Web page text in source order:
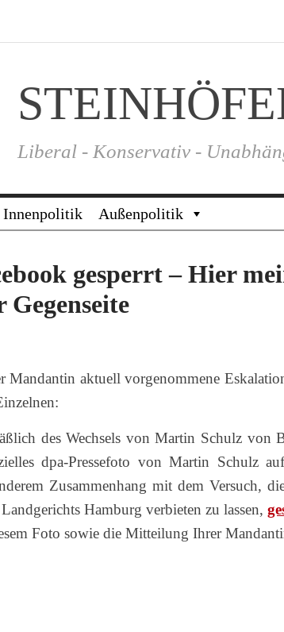
Liberal - Konservativ -
Innenpolitik Außenpolitik
gesperrt – Hier
Mandantin aktuell vorgenommene
des Wechsels von Martin Schulz von
dpa-Pressefoto von Martin Schulz
Zusammenhang mit dem Versuch,
Hamburg verbieten zu lassen,
Foto sowie die Mitteilung Ihrer